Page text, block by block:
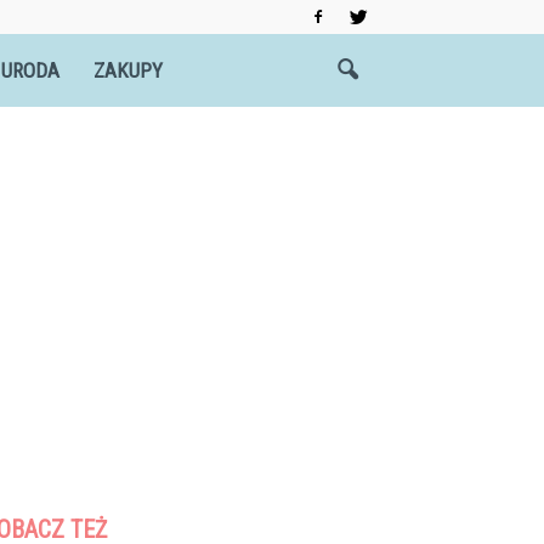
ZAKUPY
TEŻ